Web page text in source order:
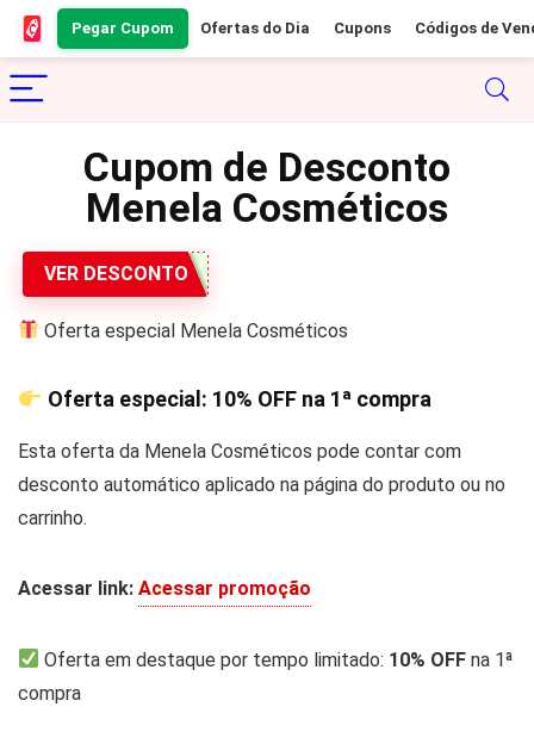
Pegar Cupom Ofertas do Dia Cupons Códigos de
Cupom de Desconto
Menela Cosméticos
VER DESCONTO
Oferta especial Menela Cosméticos
Oferta especial: 10% OFFna 1ª compra
Esta oferta da Menela Cosméticos pode contar com
desconto automático aplicado na página do produto ou no
carrinho.
Acessar link: Acessar promoção
Oferta em destaque por tempo limitado: 10% OFF na 1ª
compra